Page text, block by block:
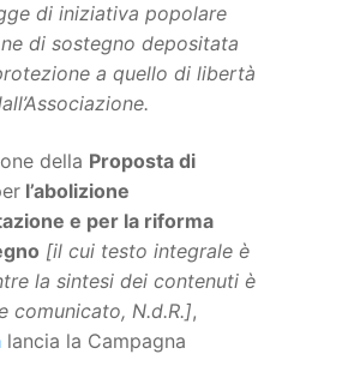
di iniziativa popolare
di sostegno depositata
a quello di libertà
della Proposta di
l’abolizione
e per la riforma
[il cui testo integrale è
la sintesi dei contenuti è
comunicato, N.d.R.],
lancia la Campagna